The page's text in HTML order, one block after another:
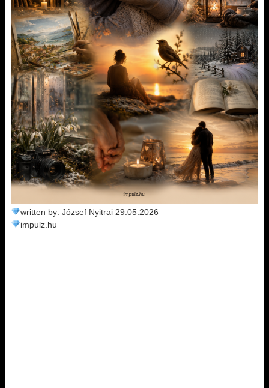
written by: József Nyitrai 29.05.2026
impulz.hu